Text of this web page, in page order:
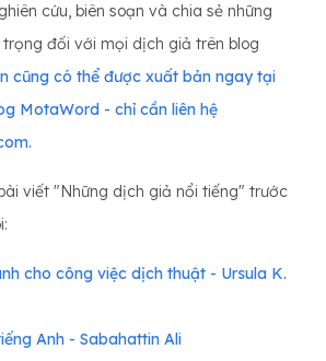
cứu, biên soạn và chia sẻ những
đối với mọi dịch giả trên blog
cũng có thể được xuất bản ngay tại
MotaWord - chỉ cần liên hệ
viết "Những dịch giả nổi tiếng" trước
cho công việc dịch thuật - Ursula K.
Anh - Sabahattin Ali